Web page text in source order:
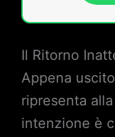
Il Ritorno
Appena
ripresenta
intenzione è